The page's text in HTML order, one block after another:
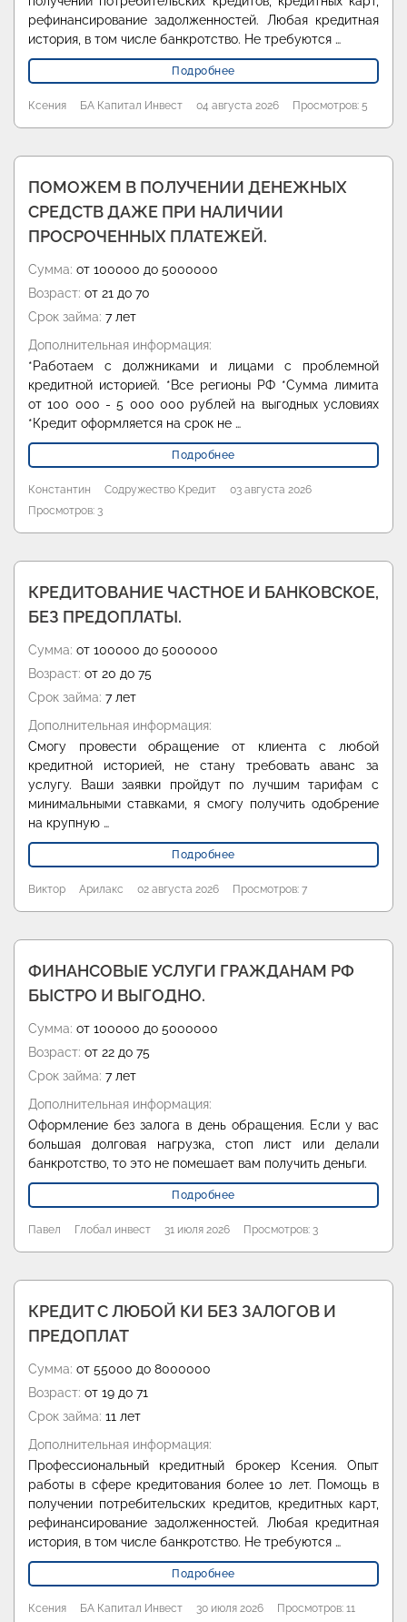
рефинансирование задолженностей. Любая кредитная
история, в том числе банкротство. Не требуются …
Подробнее
Ксения БА Капитал Инвест 04 августа 2026 Просмотров: 5
ПОМОЖЕМ В ПОЛУЧЕНИИ ДЕНЕЖНЫХ
СРЕДСТВ ДАЖЕ ПРИ НАЛИЧИИ
ПРОСРОЧЕННЫХ ПЛАТЕЖЕЙ.
Сумма: от 100000 до 5000000
Возраст: от 21 до 70
Срок займа: 7 лет
Дополнительная информация:
*Работаем с должниками и лицами с проблемной
кредитной историей. *Все регионы РФ *Сумма лимита
от 100 000 - 5 000 000 рублей на выгодных условиях
*Кредит оформляется на срок не …
Подробнее
Константин Содружество Кредит
03 августа 2026
Просмотров: 3
КРЕДИТОВАНИЕ ЧАСТНОЕ И БАНКОВСКОЕ,
БЕЗ ПРЕДОПЛАТЫ.
Сумма: от 100000 до 5000000
Возраст: от 20 до 75
Срок займа: 7 лет
Дополнительная информация:
Смогу провести обращение от клиента с любой
кредитной историей, не стану требовать аванс за
услугу. Ваши заявки пройдут по лучшим тарифам с
минимальными ставками, я смогу получить одобрение
на крупную …
Подробнее
Виктор Арилакс 02 августа 2026 Просмотров: 7
ФИНАНСОВЫЕ УСЛУГИ ГРАЖДАНАМ РФ
БЫСТРО И ВЫГОДНО.
Сумма: от 100000 до 5000000
Возраст: от 22 до 75
Срок займа: 7 лет
Дополнительная информация:
Оформление без залога в день обращения. Если у вас
большая долговая нагрузка, стоп лист или делали
банкротство, то это не помешает вам получить деньги.
Подробнее
Павел Глобал инвест 31 июля 2026 Просмотров: 3
КРЕДИТ С ЛЮБОЙ КИ БЕЗ ЗАЛОГОВ И
ПРЕДОПЛАТ
Сумма: от 55000 до 8000000
Возраст: от 19 до 71
Срок займа: 11 лет
Дополнительная информация:
Профессиональный кредитный брокер Ксения. Опыт
работы в сфере кредитования более 10 лет. Помощь в
получении потребительских кредитов, кредитных карт,
рефинансирование задолженностей. Любая кредитная
история, в том числе банкротство. Не требуются …
Подробнее
Ксения БА Капитал Инвест 30 июля 2026 Просмотров: 11